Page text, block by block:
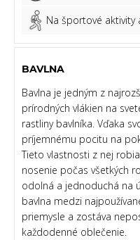
Na športové aktivity
BAVLNA
Bavlna je jedným z
prírodných vlákien na
rastliny bavlníka. Vďaka
príjemnému pocitu na
Tieto vlastnosti z nej
nosenie počas všetkých
odolná a jednoduchá na
bavlna medzi
priemysle a zostáva
každodenné oblečenie.